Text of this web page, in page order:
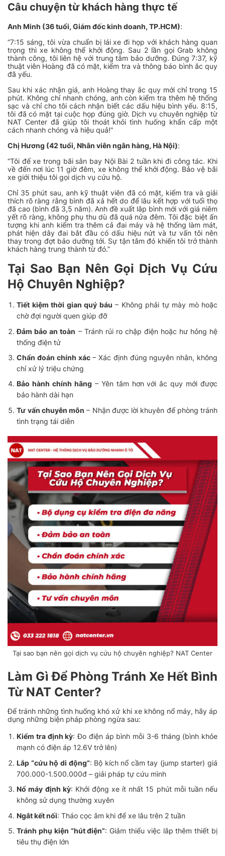
Câu chuyện từ khách hàng thực tế
Anh Minh (36 tuổi, Giám đốc kinh doanh, TP.HCM):
“7:15 sáng, tôi vừa chuẩn bị lái xe đi họp với khách hàng quan
trọng thì xe không thể khởi động. Sau 2 lần gọi Grab không
thành công, tôi liên hệ với trung tâm bảo dưỡng. Đúng 7:37, kỹ
thuật viên Hoàng đã có mặt, kiểm tra và thông báo bình ắc quy
đã yếu.
Sau khi xác nhận giá, anh Hoàng thay ắc quy mới chỉ trong 15
phút. Không chỉ nhanh chóng, anh còn kiểm tra thêm hệ thống
sạc và chỉ cho tôi cách nhận biết các dấu hiệu bình yếu. 8:15,
tôi đã có mặt tại cuộc họp đúng giờ. Dịch vụ chuyên nghiệp từ
NAT Center đã giúp tôi thoát khỏi tình huống khẩn cấp một
cách nhanh chóng và hiệu quả!”
Chị Hương (42 tuổi, Nhân viên ngân hàng, Hà Nội):
“Tôi để xe trong bãi sân bay Nội Bài 2 tuần khi đi công tác. Khi
về đến nơi lúc 11 giờ đêm, xe không thể khởi động. Bảo vệ bãi
xe giới thiệu tôi gọi dịch vụ cứu hộ.
Chỉ 35 phút sau, anh kỹ thuật viên đã có mặt, kiểm tra và giải
thích rõ ràng rằng bình đã xả hết do để lâu kết hợp với tuổi thọ
đã cao (bình đã 3,5 năm). Anh đề xuất lắp bình mới với giá niêm
yết rõ ràng, không phụ thu dù đã quá nửa đêm. Tôi đặc biệt ấn
tượng khi anh kiểm tra thêm cả đai máy và hệ thống làm mát,
phát hiện dây đai bắt đầu có dấu hiệu nứt và tư vấn tôi nên
thay trong đợt bảo dưỡng tới. Sự tận tâm đó khiến tôi trở thành
khách hàng trung thành từ đó.”
Tại Sao Bạn Nên Gọi Dịch Vụ Cứu
Hộ Chuyên Nghiệp?
Tiết kiệm thời gian quý báu – Không phải tự mày mò hoặc
chờ đợi người quen giúp đỡ
Đảm bảo an toàn – Tránh rủi ro chập điện hoặc hư hỏng hệ
thống điện tử
Chẩn đoán chính xác– Xác định đúng nguyên nhân, không
chỉ xử lý triệu chứng
Bảo hành chính hãng – Yên tâm hơn với ắc quy mới được
bảo hành dài hạn
Tư vấn chuyên môn – Nhận được lời khuyên để phòng tránh
tình trạng tái diễn
Tại sao bạn nên gọi dịch vụ cứu hộ chuyên nghiệp? NAT Center
Làm Gì Để Phòng Tránh Xe Hết Bình
Từ NAT Center?
Để tránh những tình huống khó xử khi xe không nổ máy, hãy áp
dụng những biện pháp phòng ngừa sau:
Kiểm tra định kỳ: Đo điện áp bình mỗi 3-6 tháng (bình khỏe
mạnh có điện áp 12.6V trở lên)
Lắp “cứu hộ di động”: Bộ kích nổ cầm tay (jump starter) giá
700.000-1.500.000đ – giải pháp tự cứu mình
Nổ máy định kỳ: Khởi động xe ít nhất 15 phút mỗi tuần nếu
không sử dụng thường xuyên
Ngắt kết nối: Tháo cọc âm khi để xe lâu trên 2 tuần
Tránh phụ kiện “hút điện”: Giảm thiểu việc lắp thêm thiết bị
tiêu thụ điện lớn